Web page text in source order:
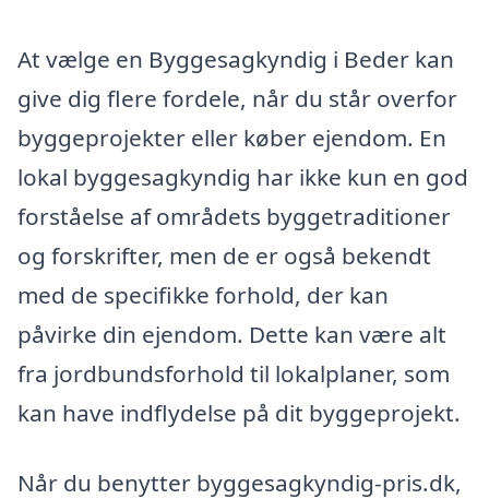
At vælge en Byggesagkyndig i Beder kan
give dig flere fordele, når du står overfor
byggeprojekter eller køber ejendom. En
lokal byggesagkyndig har ikke kun en god
forståelse af områdets byggetraditioner
og forskrifter, men de er også bekendt
med de specifikke forhold, der kan
påvirke din ejendom. Dette kan være alt
fra jordbundsforhold til lokalplaner, som
kan have indflydelse på dit byggeprojekt.
Når du benytter byggesagkyndig-pris.dk,